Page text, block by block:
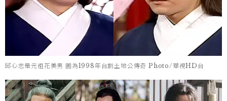
邱心志是元祖花美男 圖為1998年台劇土地公傳奇 Photo/華視HD台